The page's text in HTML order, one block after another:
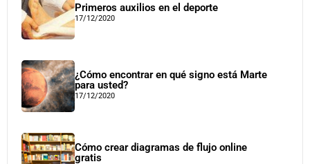
Primeros auxilios en el deporte
17/12/2020
¿Cómo encontrar en qué signo está Marte
para usted?
17/12/2020
Cómo crear diagramas de flujo online
gratis